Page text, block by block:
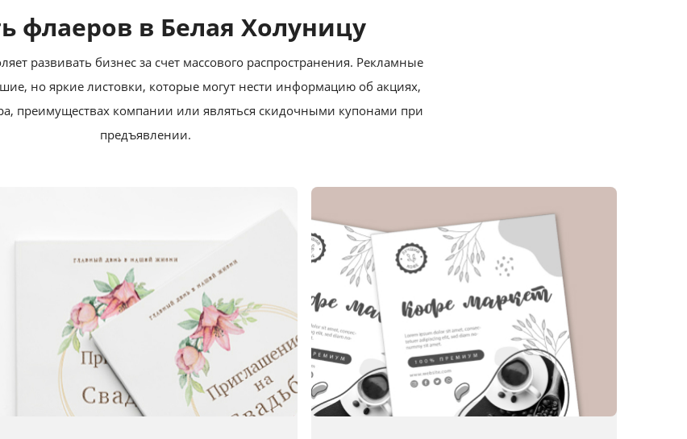
флаеров в Белая Холуницу
развивать бизнес за счет массового распространения. Рекламные
но яркие листовки, которые могут нести информацию об акциях,
преимуществах компании или являться скидочными купонами при
предъявлении.